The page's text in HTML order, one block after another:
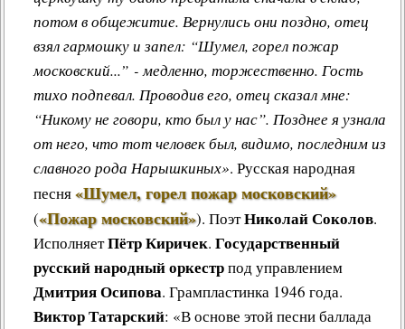
потом в общежитие. Вернулись они поздно, отец
взял гармошку и запел: “Шумел, горел пожар
московский...” - медленно, торжественно. Гость
тихо подпевал. Проводив его, отец сказал мне:
“Никому не говори, кто был у нас”. Позднее я узнала
от него, что тот человек был, видимо, последним из
славного рода Нарышкиных». Русская народная
песня«Шумел, горел пожар московский»
(«Пожар московский»). ПоэтНиколай Соколов.
ИсполняетПётр Киричек. Государственный
русский народный оркестрпод управлением
Дмитрия Осипова. Грампластинка 1946 года.
Виктор Татарский: «В основе этой песни баллада